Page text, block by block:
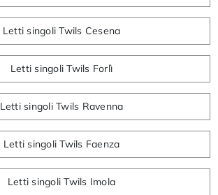
Letti singoli Twils Cesena
Letti singoli Twils Forlì
Letti singoli Twils Ravenna
Letti singoli Twils Faenza
Letti singoli Twils Imola